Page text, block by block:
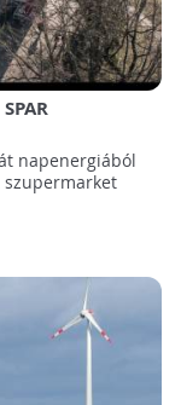
napenergiából
szupermarket